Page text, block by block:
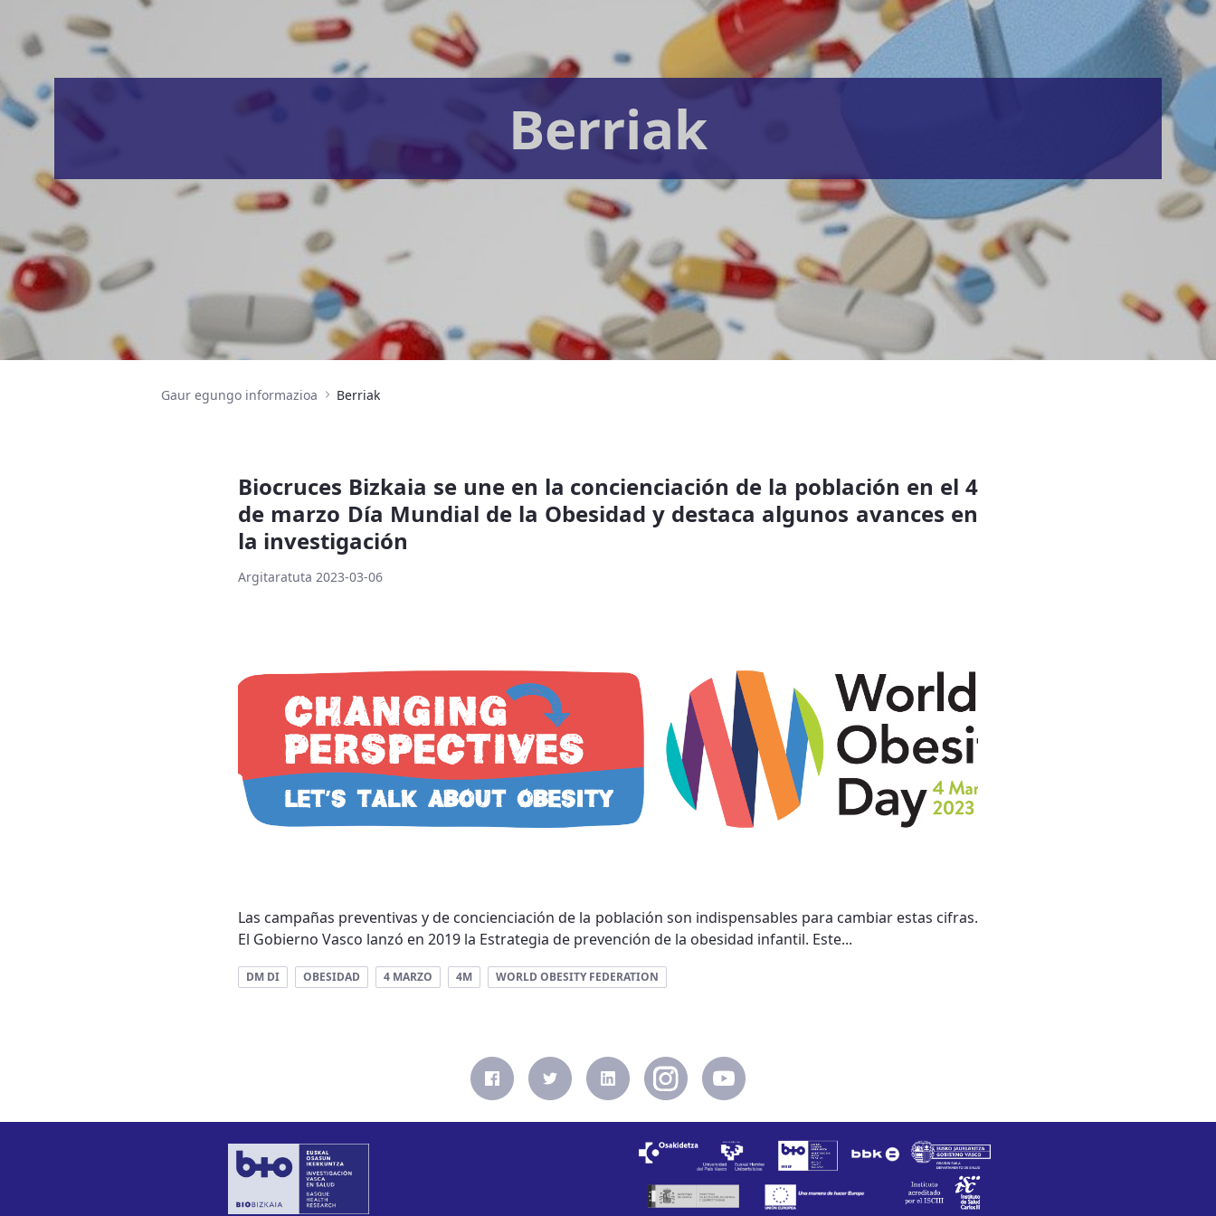
Berriak
Gaur egungo informazioa Berriak
Biocruces Bizkaia se une en la concienciación de la población en el 4
de marzo Día Mundial de la Obesidad y destaca algunos avances en
la investigación
Argitaratuta 2023-03-06
Las campañas preventivas y de concienciación de la población son indispensables para cambiar estas cifras.
El Gobierno Vasco lanzó en 2019 la Estrategia de prevención de la obesidad infantil. Este...
DM DI OBESIDAD 4 MARZO 4M WORLD OBESITY FEDERATION